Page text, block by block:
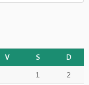
V S
D
1
2